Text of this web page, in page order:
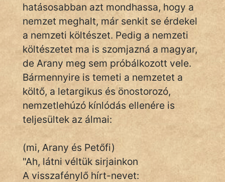
hatásosabban azt mondhassa, hogy a
nemzet meghalt, már senkit se érdekel
a nemzeti költészet. Pedig a nemzeti
költészetet ma is szomjazná a magyar,
de Arany meg sem próbálkozott vele.
Bármennyire is temeti a nemzetet a
költő, a letargikus és önostorozó,
nemzetlehúzó kínlódás ellenére is
teljesültek az álmai:
(mi, Arany és Petőfi)
"Ah, látni véltük sirjainkon
A visszafénylő hírt-nevet: